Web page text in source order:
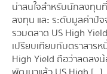
น่าสนใจสำหรับนักลงทุน
ลงทุน และ ระดับมูลค่าปั
รวมตลาด US High
เปรียบเทียบกับตราสาร
High Yield ถือว่าลดลง